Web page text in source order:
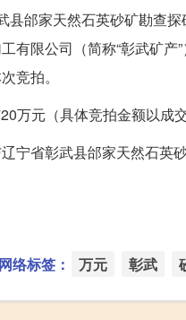
邰家天然石英砂矿勘查
有限公司（简称“彰武矿
竞拍。
万元（具体竞拍金额以成交
宁省彰武县邰家天然石英
网络标签： 万元 彰武